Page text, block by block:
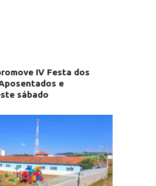
IV Festa dos
e
sábado